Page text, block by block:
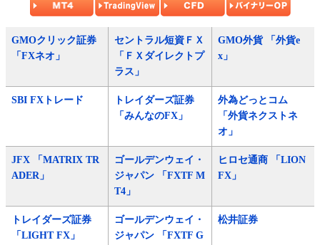
GMOクリック証券
「FXネオ」
セントラル短資ＦＸ
「ＦＸダイレクトプ
ラス」
GMO外貨 「外貨e
x」
SBI FXトレード
トレイダーズ証券
「みんなのFX」
外為どっとコム
「外貨ネクストネ
オ」
JFX 「MATRIX TR
ADER」
ゴールデンウェイ・
ジャパン 「FXTF M
T4」
ヒロセ通商 「LION
FX」
トレイダーズ証券
「LIGHT FX」
ゴールデンウェイ・
ジャパン 「FXTF G
松井証券